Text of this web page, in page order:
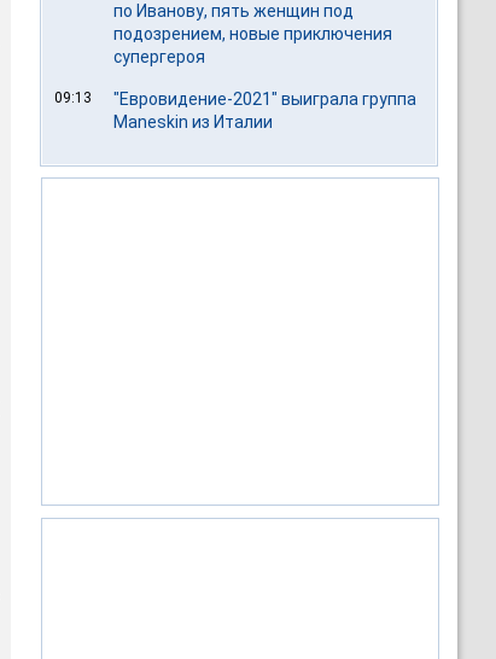
по Иванову, пять женщин под
подозрением, новые приключения
супергероя
09:13
"Евровидение-2021" выиграла группа
Maneskin из Италии